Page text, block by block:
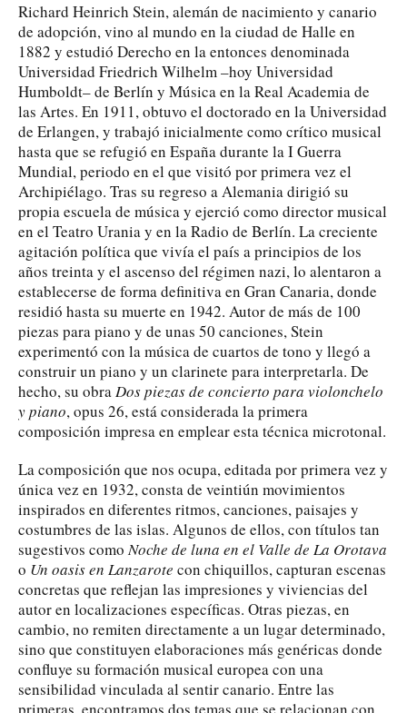
Richard Heinrich Stein, alemán de nacimiento y canario
de adopción, vino al mundo en la ciudad de Halle en
1882 y estudió Derecho en la entonces denominada
Universidad Friedrich Wilhelm –hoy Universidad
Humboldt– de Berlín y Música en la Real Academia de
las Artes. En 1911, obtuvo el doctorado en la Universidad
de Erlangen, y trabajó inicialmente como crítico musical
hasta que se refugió en España durante la I Guerra
Mundial, periodo en el que visitó por primera vez el
Archipiélago. Tras su regreso a Alemania dirigió su
propia escuela de música y ejerció como director musical
en el Teatro Urania y en la Radio de Berlín. La creciente
agitación política que vivía el país a principios de los
años treinta y el ascenso del régimen nazi, lo alentaron a
establecerse de forma definitiva en Gran Canaria, donde
residió hasta su muerte en 1942. Autor de más de 100
piezas para piano y de unas 50 canciones, Stein
experimentó con la música de cuartos de tono y llegó a
construir un piano y un clarinete para interpretarla. De
hecho, su obraDos piezas de concierto para violonchelo
y piano, opus 26, está considerada la primera
composición impresa en emplear esta técnica microtonal.
La composición que nos ocupa, editada por primera vez y
única vez en 1932, consta de veintiún movimientos
inspirados en diferentes ritmos, canciones, paisajes y
costumbres de las islas. Algunos de ellos, con títulos tan
sugestivos comoNoche de luna en el Valle de La Orotava
o Un oasis en Lanzarote con chiquillos, capturan escenas
concretas que reflejan las impresiones y viviencias del
autor en localizaciones específicas. Otras piezas, en
cambio, no remiten directamente a un lugar determinado,
sino que constituyen elaboraciones más genéricas donde
confluye su formación musical europea con una
sensibilidad vinculada al sentir canario. Entre las